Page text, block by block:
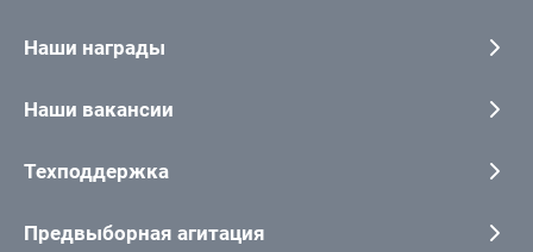
Наши награды
Наши вакансии
Техподдержка
Предвыборная агитация